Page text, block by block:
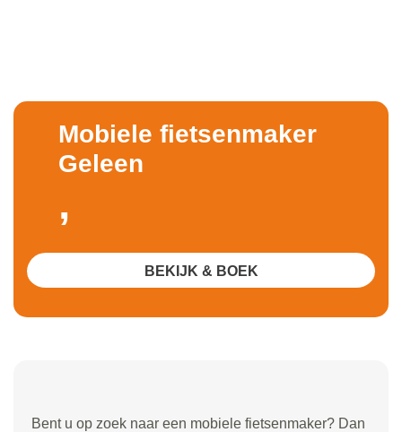
Bent u op zoek naar een mobiele fietsenmaker? Dan
Mobiele fietsenmaker
Geleen
,
BEKIJK & BOEK